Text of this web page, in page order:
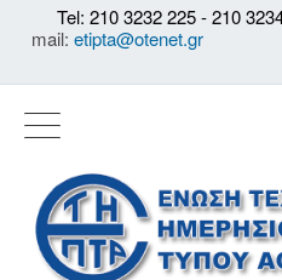
Tel: 210 3232 225 - 210
mail: etipta@otenet.gr